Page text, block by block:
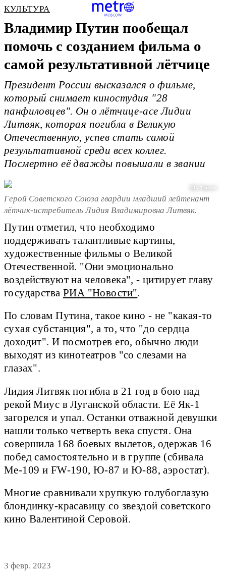
КУЛЬТУРА
Владимир Путин пообещал
помочь с созданием фильма о
самой результативной лётчице
Президент России высказался о фильме,
который снимает киностудия "28
панфиловцев". Он о лётчице-асе Лидии
Литвяк, которая погибла в Великую
Отечественную, успев стать самой
результативной среди всех коллег.
Посмертно её дважды повышали в звании
РИА "Новости"
Герой Советского Союза гвардии младший лейтенант
лётчик-истребитель Лидия Владимировна Литвяк.
Путин отметил, что необходимо
поддерживать талантливые картины,
художественные фильмы о Великой
Отечественной. "Они эмоционально
воздействуют на человека", - цитирует главу
государства РИА "Новости".
По словам Путина, такое кино - не "какая-то
сухая субстанция", а то, что "до сердца
доходит". И посмотрев его, обычно люди
выходят из кинотеатров "со слезами на
глазах".
Лидия Литвяк погибла в 21 год в бою над
рекой Миус в Луганской области. Её Як-1
загорелся и упал. Останки отважной девушки
нашли только четверть века спустя. Она
совершила 168 боевых вылетов, одержав 16
побед самостоятельно и в группе (сбивала
Ме-109 и FW-190, Ю-87 и Ю-88, аэростат).
Многие сравнивали хрупкую голубоглазую
блондинку-красавицу со звездой советского
кино Валентиной Серовой.
3 февр. 2023